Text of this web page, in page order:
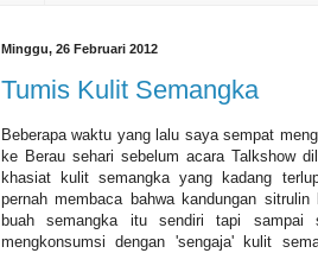
Minggu, 26 Februari 2012
Tumis Kulit Semangka
Beberapa waktu yang lalu saya sempat
ke Berau sehari sebelum acara Talkshow
khasiat kulit semangka yang kadang
pernah membaca bahwa kandungan
buah semangka itu sendiri tapi
mengkonsumsi dengan 'sengaja' kulit